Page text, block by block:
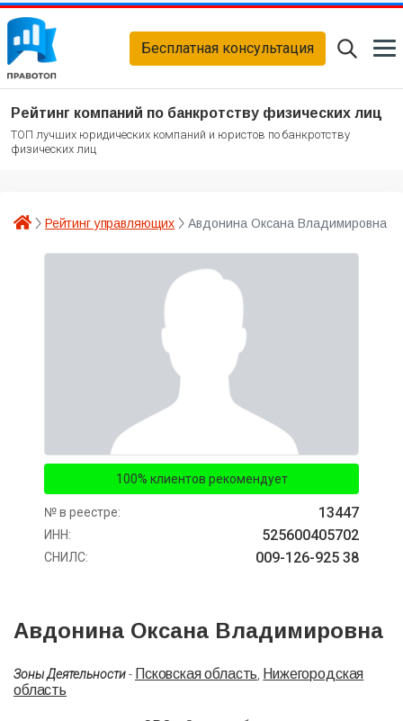
Бесплатная консультация
Рейтинг компаний по банкротству физических лиц
ТОП лучших юридических компаний и юристов по банкротству
физических лиц
Рейтинг управляющих Авдонина Оксана Владимировна
100% клиентов рекомендует
№ в реестре: 13447
ИНН: 525600405702
СНИЛС: 009-126-925 38
Авдонина Оксана Владимировна
Зоны Деятельности- Псковская область, Нижегородская
область